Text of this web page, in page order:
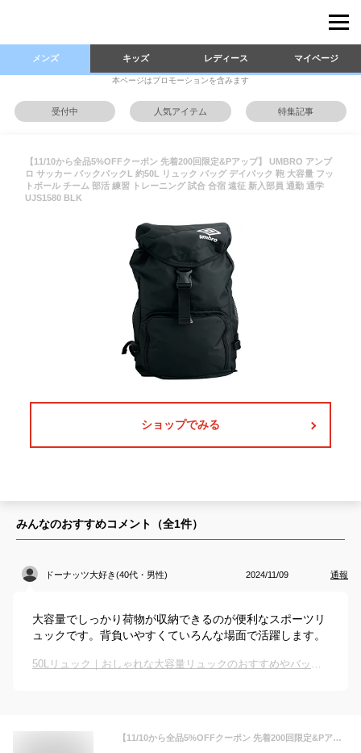
メンズ キッズ レディース マイページ
本ページはプロモーションを含みます
受付中 人気アイテム 特集記事
【11/10から全品5%OFFクーポン 先着200回限定&Pアップ】 UMBRO アンブ
ロ サッカー バックパックL 約50L リュック バッグ デイパック 鞄 大容量 フッ
トボール チーム 部活 練習 トレーニング 試合 合宿 遠征 新入部員 通勤 通学
UJS1580 BLK
ショップでみる
みんなのおすすめコメント（全1件）
ドーナッツ大好き(40代・男性) 2024/11/09 通報
大容量でしっかり荷物が収納できるのが便利なスポーツリ
ュックです。背負いやすくていろんな場面で活躍します。
50Lリュック｜おしゃれな大容量リュックのおすすめやバックパックは？
【11/10から全品5%OFFクーポン 先着200回限定&Pアップ】 UMBRO アンブロ サッカー バックパックL 約50L リュック バッグ デイパック 鞄 大容量 フットボール チーム 部活 練習 トレーニング 試合 合宿 遠征 新入部員 通勤 通学 UJS1580 BLK